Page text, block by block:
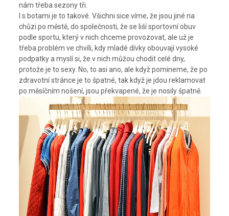
nám třeba sezony tři.
I s botami je to takové. Všichni sice víme, že jsou jiné na
chůzi po městě, do společnosti, že se liší sportovní obuv
podle sportu, který v nich chceme provozovat, ale už je
třeba problém ve chvíli, kdy mladé dívky obouvají vysoké
podpatky a myslí si, že v nich můžou chodit celé dny,
protože je to sexy. No, to asi ano, ale když pomineme, že po
zdravotní stránce je to špatné, tak když je jdou reklamovat
po měsíčním nošení, jsou překvapené, že je nosily špatně.